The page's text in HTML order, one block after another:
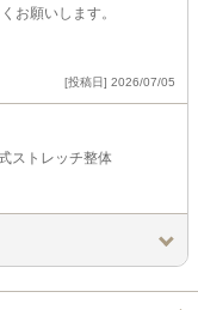
お願いします。
[投稿日] 2026/07/05
ストレッチ整体